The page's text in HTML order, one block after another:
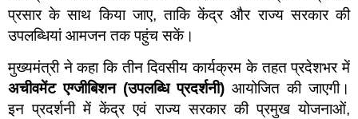
प्रसार के साथ किया जाए, ताकि केंद्र और राज्य सरकार की
उपलब्धियां आमजन तक पहुंच सकें।
मुख्यमंत्री ने कहा कि तीन दिवसीय कार्यक्रम के तहत प्रदेशभर में
अचीवमेंट एग्जीबिशन (उपलब्धि प्रदर्शनी) आयोजित की जाएगी।
इन प्रदर्शनी में केंद्र एवं राज्य सरकार की प्रमुख योजनाओं,